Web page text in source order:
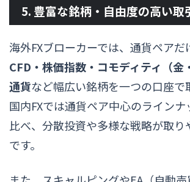
5. 豊富な銘柄・自由度の高い取
海外FXブローカーでは、通貨ペアだ
CFD・株価指数・コモディティ（金
通貨など幅広い銘柄を一つの口座で
国内FXでは通貨ペア中心のラインナ
比べ、分散投資や多様な戦略が取り
です。